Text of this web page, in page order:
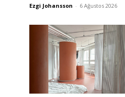
Ezgi Johansson - 6 Ağustos 2026